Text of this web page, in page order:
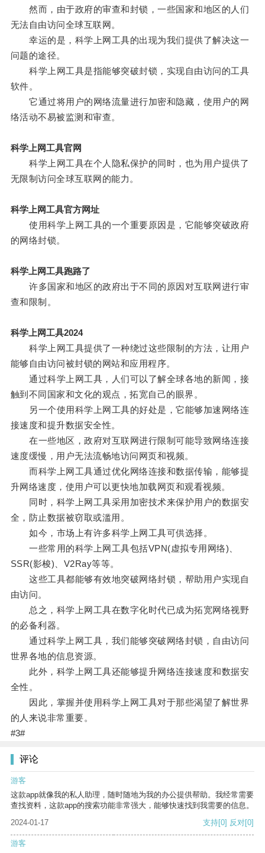
然而，由于政府的审查和封锁，一些国家和地区的人们
无法自由访问全球互联网。
幸运的是，科学上网工具的出现为我们提供了解决这一
问题的途径。
科学上网工具是指能够突破封锁，实现自由访问的工具
软件。
它通过将用户的网络流量进行加密和隐藏，使用户的网
络活动不易被监测和审查。
科学上网工具官网
科学上网工具在个人隐私保护的同时，也为用户提供了
无限制访问全球互联网的能力。
科学上网工具官方网址
使用科学上网工具的一个重要原因是，它能够突破政府
的网络封锁。
科学上网工具跑路了
许多国家和地区的政府出于不同的原因对互联网进行审
查和限制。
科学上网工具2024
科学上网工具提供了一种绕过这些限制的方法，让用户
能够自由访问被封锁的网站和应用程序。
通过科学上网工具，人们可以了解全球各地的新闻，接
触到不同国家和文化的观点，拓宽自己的眼界。
另一个使用科学上网工具的好处是，它能够加速网络连
接速度和提升数据安全性。
在一些地区，政府对互联网进行限制可能导致网络连接
速度缓慢，用户无法流畅地访问网页和视频。
而科学上网工具通过优化网络连接和数据传输，能够提
升网络速度，使用户可以更快地加载网页和观看视频。
同时，科学上网工具采用加密技术来保护用户的数据安
全，防止数据被窃取或滥用。
如今，市场上有许多科学上网工具可供选择。
一些常用的科学上网工具包括VPN(虚拟专用网络)、
SSR(影梭)、V2Ray等等。
这些工具都能够有效地突破网络封锁，帮助用户实现自
由访问。
总之，科学上网工具在数字化时代已成为拓宽网络视野
的必备利器。
通过科学上网工具，我们能够突破网络封锁，自由访问
世界各地的信息资源。
此外，科学上网工具还能够提升网络连接速度和数据安
全性。
因此，掌握并使用科学上网工具对于那些渴望了解世界
的人来说非常重要。
#3#
评论
游客
这款app就像我的私人助理，随时随地为我的办公提供帮助。我经常需要
查找资料，这款app的搜索功能非常强大，能够快速找到我需要的信息。
2024-01-17
支持[0] 反对[0]
游客